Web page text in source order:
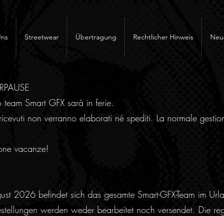
Streetwear Übertragung Rechtlicher Hinweis
Smart GFX sarà in ferie.
non verranno elaborati né spediti. La normale
vacanze!
2026 befindet sich das gesamte Smart-GFX-Team im
werden weder bearbeitet noch versendet. Die